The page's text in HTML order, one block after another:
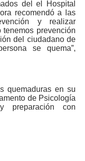
del el Hospital
recomendó a las
y realizar
tenemos prevención
del ciudadano de
se quema”,
quemaduras en su
de Psicología
preparación con